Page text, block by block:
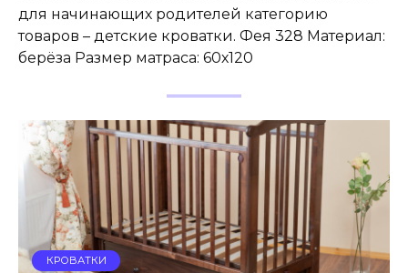
для начинающих родителей категорию
товаров – детские кроватки. Фея 328 Материал:
берёза Размер матраса: 60х120
КРОВАТКИ